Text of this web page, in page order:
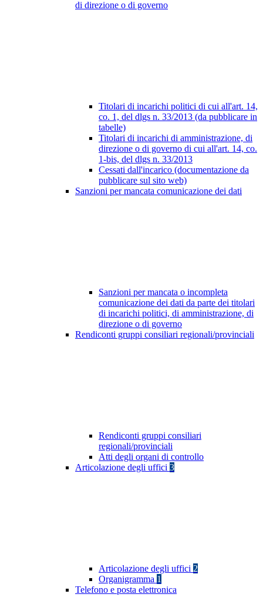
di direzione o di governo
Titolari di incarichi politici di cui all'art. 14,
co. 1, del dlgs n. 33/2013 (da pubblicare in
tabelle)
Titolari di incarichi di amministrazione, di
direzione o di governo di cui all'art. 14, co.
1-bis, del dlgs n. 33/2013
Cessati dall'incarico (documentazione da
pubblicare sul sito web)
Sanzioni per mancata comunicazione dei dati
Sanzioni per mancata o incompleta
comunicazione dei dati da parte dei titolari
di incarichi politici, di amministrazione, di
direzione o di governo
Rendiconti gruppi consiliari regionali/provinciali
Rendiconti gruppi consiliari
regionali/provinciali
Atti degli organi di controllo
Articolazione degli uffici 3
Articolazione degli uffici 2
Organigramma 1
Telefono e posta elettronica